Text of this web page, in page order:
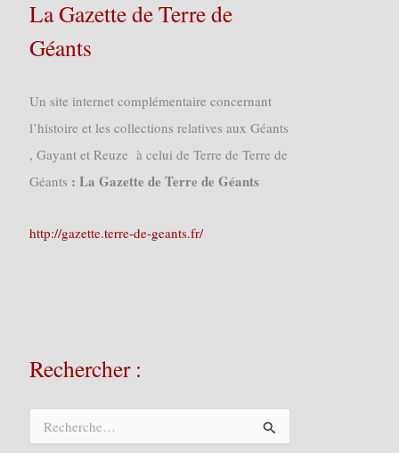
La Gazette de Terre de
Géants
Un site internet complémentaire concernant
l’histoire et les collections relatives aux Géants
, Gayant et Reuze à celui de Terre de Terre de
Géants : La Gazette de Terre de Géants
http://gazette.terre-de-geants.fr/
Rechercher :